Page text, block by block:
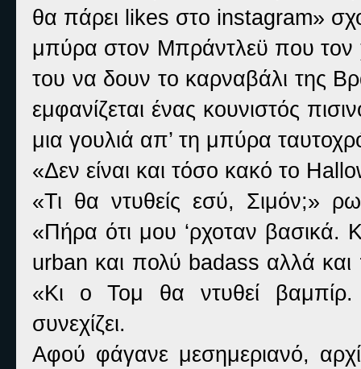
θα πάρει likes στο instagram»
μπύρα στον Μπράντλεϋ που τον
του να δουν το καρναβάλι της
εμφανίζεται ένας κουνιστός
μια γουλιά απ’ τη μπύρα
«Δεν είναι και τόσο κακό το
«Τι θα ντυθείς εσύ, Σιμόν;»
«Πήρα ότι μου ‘ρχοταν
urban και πολύ badass αλλά και
«Κι ο Τομ θα ντυθεί βαμπίρ.
συνεχίζει.
Αφού φάγανε μεσημεριανό,